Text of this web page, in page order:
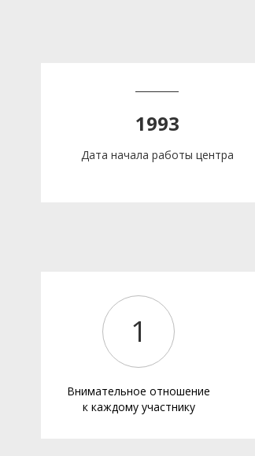
1993
Дата начала работы центра
1
Внимательное отношение
к каждому участнику